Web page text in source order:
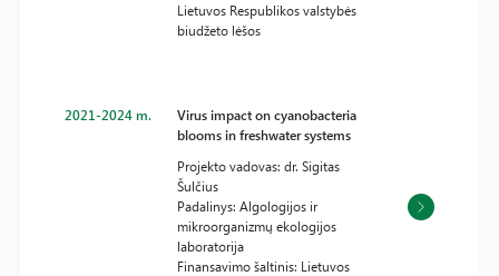
Lietuvos Respublikos valstybės
biudžeto lėšos
2021-2024 m.
Virus impact on cyanobacteria
blooms in freshwater systems
Projekto vadovas: dr. Sigitas
Šulčius
Padalinys: Algologijos ir
mikroorganizmų ekologijos
laboratorija
Finansavimo šaltinis: Lietuvos